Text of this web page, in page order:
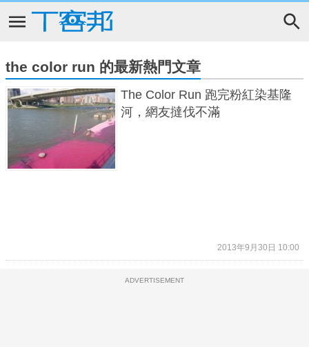
the color run 的最新熱門文章
The Color Run 跑完粉紅染基隆
河，網友撻伐不滿
2013年9月30日 10:00
ADVERTISEMENT